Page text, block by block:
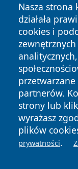
Nasza strona
działała
cookies i
partnerów.
strony lub
wyrażasz
plików
prywatności.
Copyright © 2026
News Autorzy